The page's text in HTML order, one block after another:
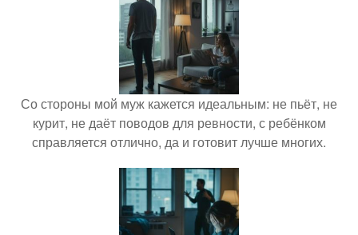
Со стороны мой муж кажется идеальным: не пьёт, не
курит, не даёт поводов для ревности, с ребёнком
справляется отлично, да и готовит лучше многих.